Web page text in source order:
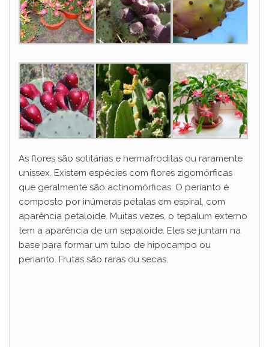
As flores são solitárias e hermafroditas ou raramente
unissex. Existem espécies com flores zigomórficas
que geralmente são actinomórficas. O perianto é
composto por inúmeras pétalas em espiral, com
aparência petaloide. Muitas vezes, o tepalum externo
tem a aparência de um sepaloide. Eles se juntam na
base para formar um tubo de hipocampo ou
perianto. Frutas são raras ou secas.